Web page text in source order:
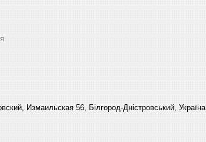
Измаильская 56, Білгород-Дністровський, Україна